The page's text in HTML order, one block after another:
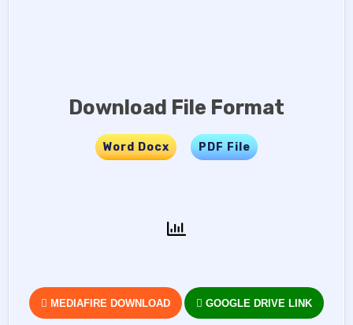
Download File Format
Word Docx ….. PDF File
MEDIAFIRE DOWNLOAD GOOGLE DRIVE LINK